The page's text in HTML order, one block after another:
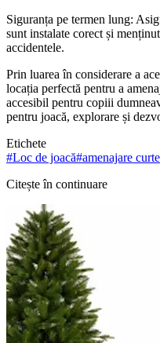
Siguranța pe termen lung:
sunt instalate corect și
accidentele.
Prin luarea în considerare a
locația perfectă pentru a
accesibil pentru copiii
pentru joacă, explorare și
Etichete
#Loc de joacă#amenajare curte
Citește în continuare